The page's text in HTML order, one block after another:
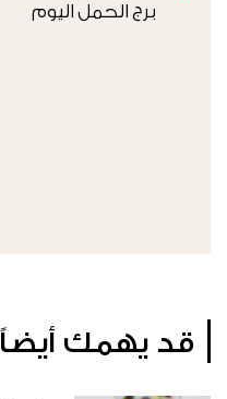
برج الحمل اليوم
قد يهمك أيضاً